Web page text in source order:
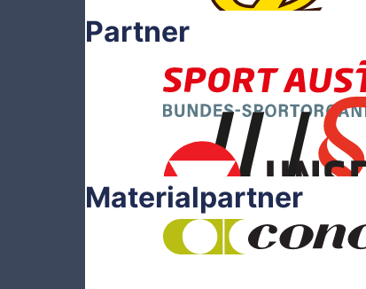
Partner
Materialpartner